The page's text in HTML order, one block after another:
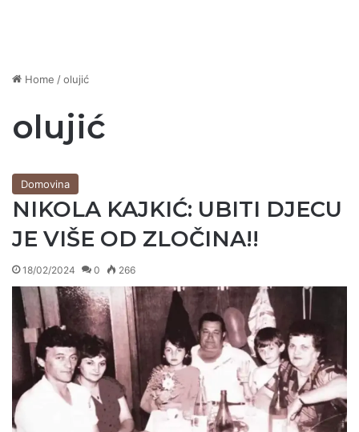
Home /olujić
olujić
Domovina
NIKOLA KAJKIĆ: UBITI DJECU
JE VIŠE OD ZLOČINA!!
18/02/2024 0 266